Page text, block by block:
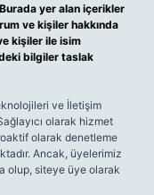
Burada yer alan içerikler
ve kişiler hakkında
kişiler ile isim
bilgiler taslak
ve İletişim
olarak hizmet
olarak denetleme
Ancak, üyelerimiz
olup, siteye üye olarak